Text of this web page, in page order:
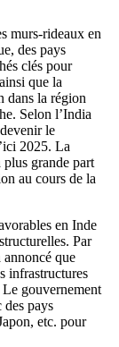
murs-rideaux en
des pays
clés pour
que la
dans la région
Selon l’India
le
2025. La
plus grande part
au cours de la
en Inde
Par
que
infrastructures
Le gouvernement
pays
etc. pour